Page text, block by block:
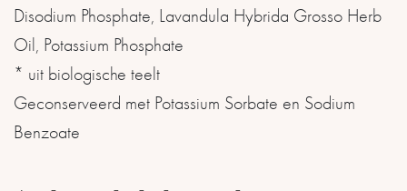
Disodium Phosphate, Lavandula Hybrida Grosso Herb
Oil, Potassium Phosphate
* uit biologische teelt
Geconserveerd met Potassium Sorbate en Sodium
Benzoate